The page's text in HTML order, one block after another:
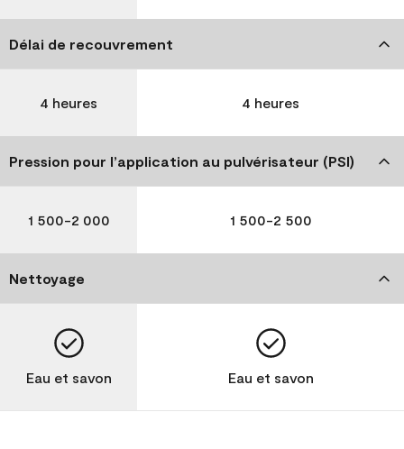
Délai de recouvrement
4 heures 4 heures
Pression pour l’application au pulvérisateur (PSI)
1 500-2 000 1 500-2 500
Nettoyage
Eau et savon Eau et savon